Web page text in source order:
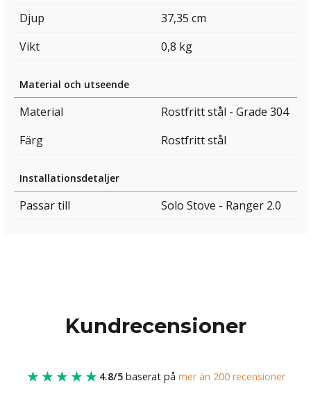
Djup
37,35 cm
Vikt
0,8 kg
Material och utseende
Material
Rostfritt stål - Grade 304
Färg
Rostfritt stål
Installationsdetaljer
Passar till Solo Stove - Ranger 2.0
Kundrecensioner
★★★★★ 4.8/5baserat på mer än 200 recensioner